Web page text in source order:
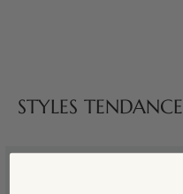
STYLES TENDANCE